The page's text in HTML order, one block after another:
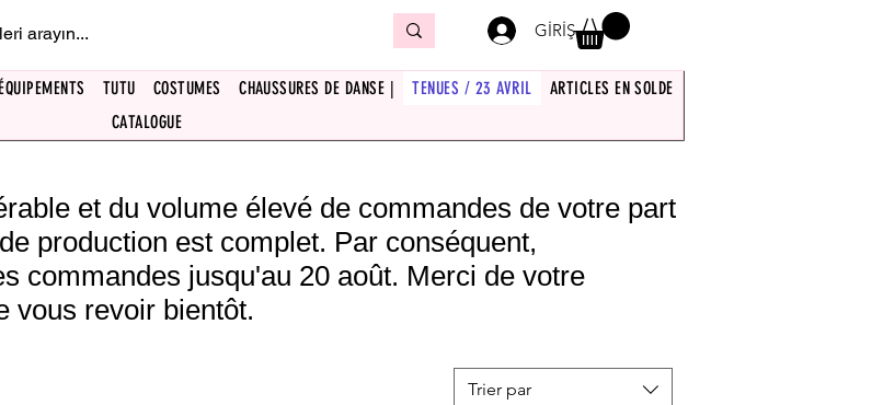
GİRİŞ
TUTU COSTUMES CHAUSSURES DE DANSE | TENUES / 23 AVRIL
ARTICLES EN SOLDE
CATALOGUE
et du volume élevé de commandes de votre part
production est complet. Par conséquent,
commandes jusqu'au 20 août. Merci de votre
vous revoir bientôt.
Trier par